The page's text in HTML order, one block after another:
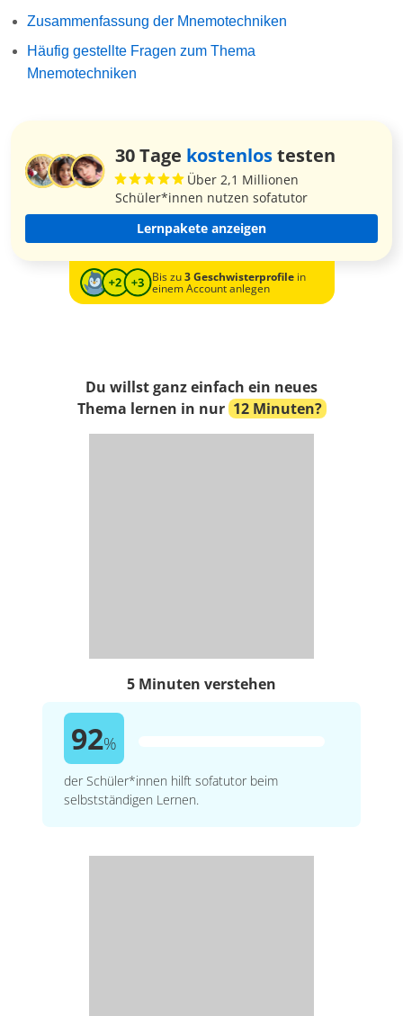
Zusammenfassung der Mnemotechniken
Häufig gestellte Fragen zum Thema
Mnemotechniken
30 Tage kostenlostesten
Über 2,1 Millionen
Schüler*innen nutzen sofatutor
Lernpakete anzeigen
Bis zu3 Geschwisterprofilein
einem Account anlegen
Du willst ganz einfach ein neues
Thema lernen in nur 12 Minuten?
5 Minuten verstehen
92%
der Schüler*innen hilft sofatutor beim
selbstständigen Lernen.